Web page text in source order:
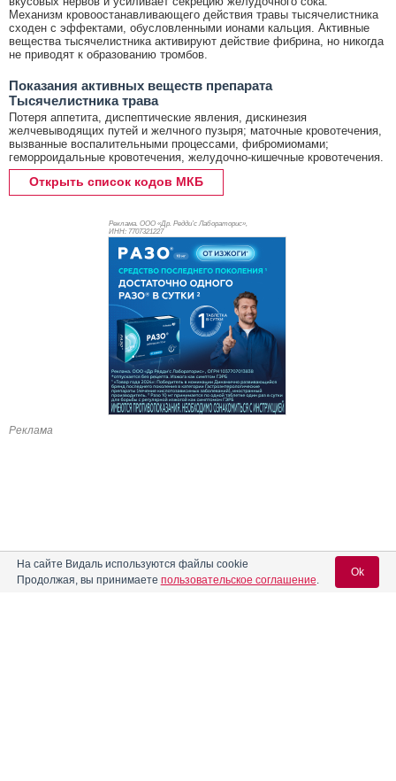
Механизм кровоостанавливающего действия травы тысячелистника
сходен с эффектами, обусловленными ионами кальция. Активные
вещества тысячелистника активируют действие фибрина, но никогда
не приводят к образованию тромбов.
Показания активных веществ препарата
Тысячелистника трава
Потеря аппетита, диспептические явления, дискинезия
желчевыводящих путей и желчного пузыря; маточные кровотечения,
вызванные воспалительными процессами, фибромиомами;
геморроидальные кровотечения, желудочно-кишечные кровотечения.
Открыть список кодов МКБ
Реклама. ООО «Др. Редди’с Лабораторис»,
ИНН: 7707321227
Реклама
На сайте Видаль используются файлы cookie
Продолжая, вы принимаете пользовательское соглашение.
Ok